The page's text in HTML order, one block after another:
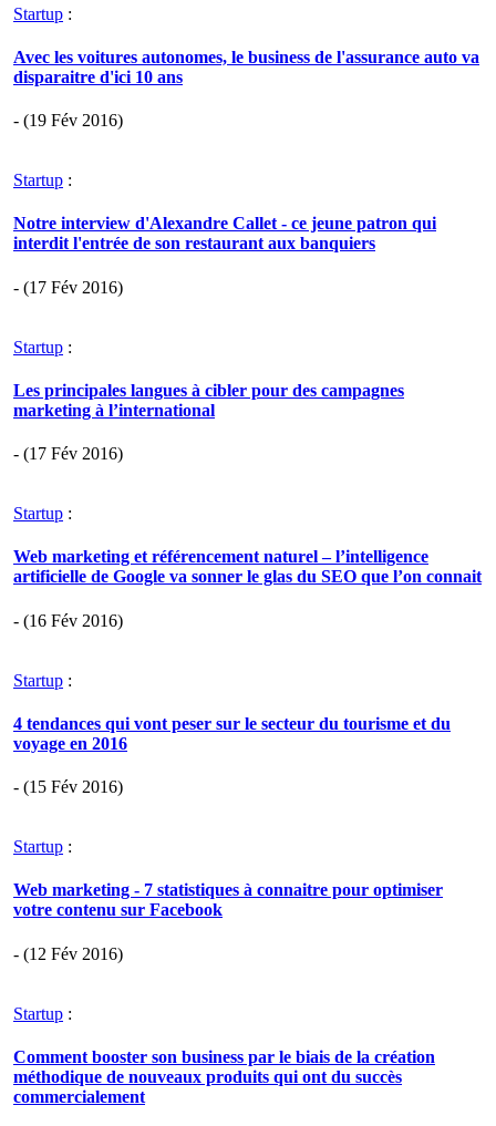
Startup :
Avec les voitures autonomes, le business de l'assurance auto va
disparaitre d'ici 10 ans
- (19 Fév 2016)
Startup :
Notre interview d'Alexandre Callet - ce jeune patron qui
interdit l'entrée de son restaurant aux banquiers
- (17 Fév 2016)
Startup :
Les principales langues à cibler pour des campagnes
marketing à l’international
- (17 Fév 2016)
Startup :
Web marketing et référencement naturel – l’intelligence
artificielle de Google va sonner le glas du SEO que l’on connait
- (16 Fév 2016)
Startup :
4 tendances qui vont peser sur le secteur du tourisme et du
voyage en 2016
- (15 Fév 2016)
Startup :
Web marketing - 7 statistiques à connaitre pour optimiser
votre contenu sur Facebook
- (12 Fév 2016)
Startup :
Comment booster son business par le biais de la création
méthodique de nouveaux produits qui ont du succès
commercialement